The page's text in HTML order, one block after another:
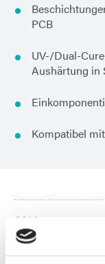
PCB
UV-/Dual-
Aushärtung in
Kompatibel
9014
Bei